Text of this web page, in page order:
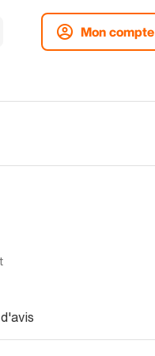
Mon compte